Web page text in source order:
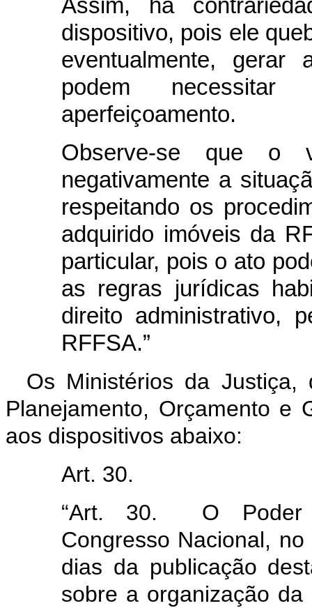
Assim, há
dispositivo, pois ele
eventualmente,
podem
aperfeiçoamento.
Observe-se que o
negativamente a
respeitando os
adquirido imóveis da
particular, pois o ato
as regras jurídicas
direito administrativo,
RFFSA.”
Os Ministérios da
Planejamento, Orçamento e
aos dispositivos abaixo:
Art. 30.
“Art. 30. O Poder
Congresso Nacional,
dias da publicação
sobre a organização